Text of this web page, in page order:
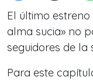
El último estreno
alma sucia» no
seguidores de la
Para este